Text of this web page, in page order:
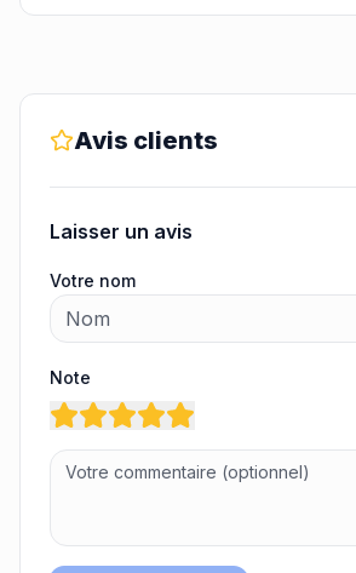
Avis clients
Laisser un avis
Votre nom
Note